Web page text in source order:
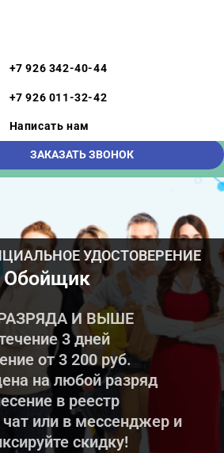
+7 926 342-40-44
+7 926 011-32-42
Написать нам
ЗАКАЗАТЬ ЗВОНОК
УДОСТОВЕРЕНИЕ
Обойщик
И ВЫШЕ
3 дней
от 3 200 руб.
на любой разряд
в реестр
или в мессенджер и
скидку!